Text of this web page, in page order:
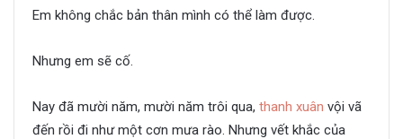
Em không chắc bản thân mình có thể làm được.
Nhưng em sẽ cố.
Nay đã mười năm, mười năm trôi qua, thanh xuân vội vã
đến rồi đi như một cơn mưa rào. Nhưng vết khắc của